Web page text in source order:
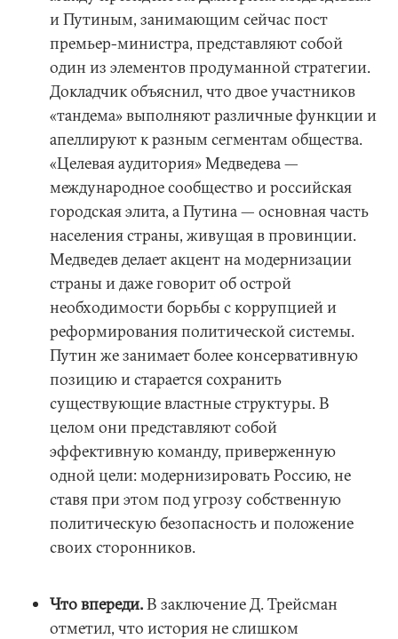
и Путиным, занимающим сейчас пост
премьер-министра, представляют собой
один из элементов продуманной стратегии.
Докладчик объяснил, что двое участников
«тандема» выполняют различные функции и
апеллируют к разным сегментам общества.
«Целевая аудитория» Медведева —
международное сообщество и российская
городская элита, а Путина — основная часть
населения страны, живущая в провинции.
Медведев делает акцент на модернизации
страны и даже говорит об острой
необходимости борьбы с коррупцией и
реформирования политической системы.
Путин же занимает более консервативную
позицию и старается сохранить
существующие властные структуры. В
целом они представляют собой
эффективную команду, приверженную
одной цели: модернизировать Россию, не
ставя при этом под угрозу собственную
политическую безопасность и положение
своих сторонников.
Что впереди.В заключение Д. Трейсман
отметил, что история не слишком